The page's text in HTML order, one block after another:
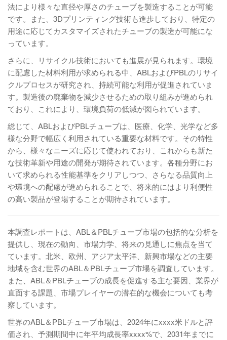
法により様々な直径や厚さのチューブを製造することが可能
です。また、3Dプリンティング技術も進歩しており、特定の
用途に応じてカスタマイズされたチューブの製造が可能にな
っています。
さらに、リサイクル技術においても進展が見られます。環境
に配慮した材料利用が求められる中、ABLおよびPBLのリサイ
クルプロセスが研究され、持続可能な利用が促進されていま
す。製造後の廃棄物を減少させるための取り組みが進められ
ており、これにより、環境負荷の低減が図られています。
総じて、ABLおよびPBLチューブは、医療、化学、光学など多
様な分野で幅広く利用されている重要な材料です。その特性
から、様々なニーズに応じて使われており、これからも新た
な技術革新や用途の開発が期待されています。各種分野にお
いて求められる性能基準をクリアしつつ、さらなる品質向上
や環境への配慮が進められることで、将来的にはより利便性
の高い製品が登場することが期待されています。
本調査レポートは、ABL＆PBLチューブ市場の包括的な分析を
提供し、現在の動向、市場力学、将来の見通しに焦点を当て
ています。北米、欧州、アジア太平洋、新興市場などの主要
地域を含む世界のABL＆PBLチューブ市場を調査しています。
また、ABL＆PBLチューブの成長を促進する主な要因、業界が
直面する課題、市場プレイヤーの潜在的な機会についても考
察しています。
世界のABL＆PBLチューブ市場は、2024年にxxxx米ドルと評
価され、予測期間中に年平均成長率xxxx%で、2031年までに